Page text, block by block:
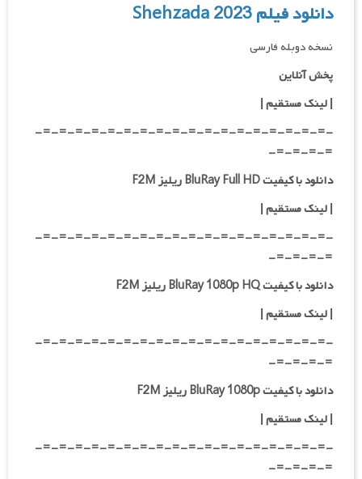
دانلود فیلم Shehzada 2023
نسخه دوبله فارسی
پخش آنلاین
| لینک مستقیم|
-=-=-=-=-=-=-=-=-=-=-=-=-=-=-=-=-=-=-
=-=-=-=-
دانلود با کیفیت BluRay Full HD ریلیز F2M
|لینک مستقیم|
-=-=-=-=-=-=-=-=-=-=-=-=-=-=-=-=-=-=-
=-=-=-=-
دانلود با کیفیت BluRay 1080p HQ ریلیز F2M
|لینک مستقیم|
-=-=-=-=-=-=-=-=-=-=-=-=-=-=-=-=-=-=-
=-=-=-=-
دانلود با کیفیت BluRay 1080p ریلیز F2M
|لینک مستقیم|
-=-=-=-=-=-=-=-=-=-=-=-=-=-=-=-=-=-=-
=-=-=-=-